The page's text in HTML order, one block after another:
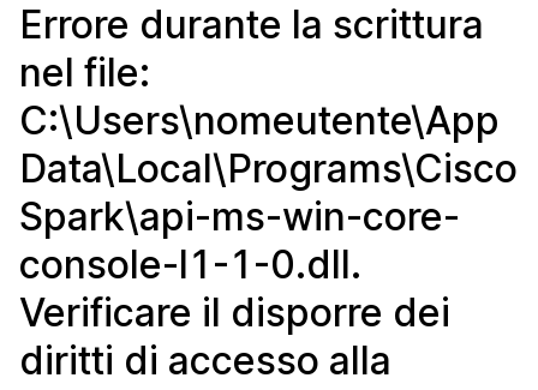
Errore durante la scrittura
nel file:
C:\Users\nomeutente\App
Data\Local\Programs\Cisco
Spark\api-ms-win-core-
console-l1-1-0.dll.
Verificare il disporre dei
diritti di accesso alla